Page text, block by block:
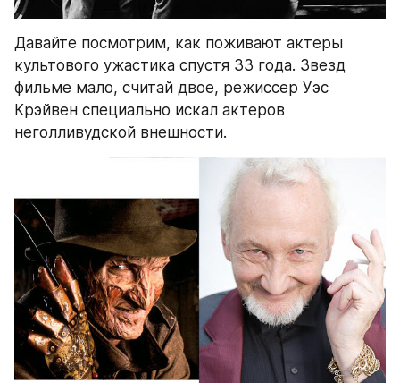
Давайте посмотрим, как поживают актеры
культового ужастика спустя 33 года. Звезд
фильме мало, считай двое, режиссер Уэс
Крэйвен специально искал актеров
неголливудской внешности.